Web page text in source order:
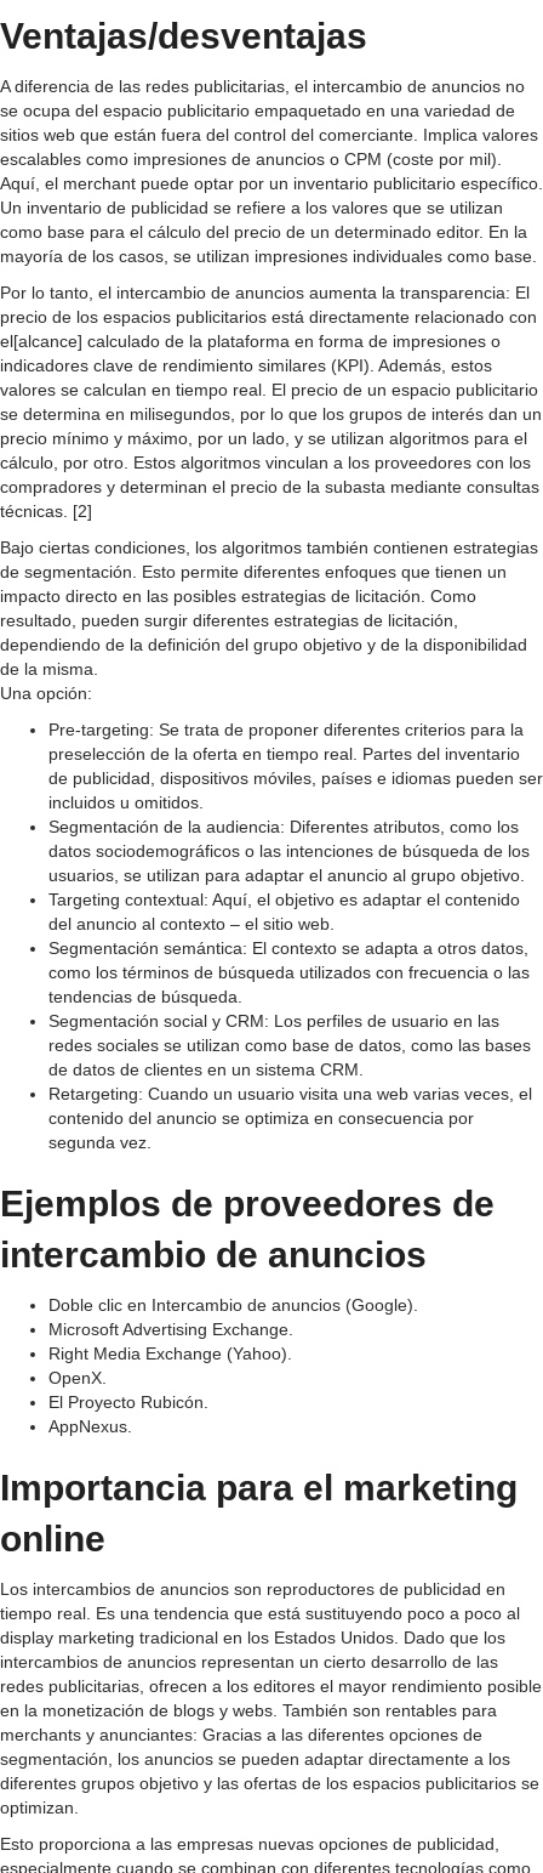
Ventajas/desventajas
A diferencia de las redes publicitarias, el intercambio de anuncios no
se ocupa del espacio publicitario empaquetado en una variedad de
sitios web que están fuera del control del comerciante. Implica valores
escalables como impresiones de anuncios o CPM (coste por mil).
Aquí, el merchant puede optar por un inventario publicitario específico.
Un inventario de publicidad se refiere a los valores que se utilizan
como base para el cálculo del precio de un determinado editor. En la
mayoría de los casos, se utilizan impresiones individuales como base.
Por lo tanto, el intercambio de anuncios aumenta la transparencia: El
precio de los espacios publicitarios está directamente relacionado con
el[alcance] calculado de la plataforma en forma de impresiones o
indicadores clave de rendimiento similares (KPI). Además, estos
valores se calculan en tiempo real. El precio de un espacio publicitario
se determina en milisegundos, por lo que los grupos de interés dan un
precio mínimo y máximo, por un lado, y se utilizan algoritmos para el
cálculo, por otro. Estos algoritmos vinculan a los proveedores con los
compradores y determinan el precio de la subasta mediante consultas
técnicas. [2]
Bajo ciertas condiciones, los algoritmos también contienen estrategias
de segmentación. Esto permite diferentes enfoques que tienen un
impacto directo en las posibles estrategias de licitación. Como
resultado, pueden surgir diferentes estrategias de licitación,
dependiendo de la definición del grupo objetivo y de la disponibilidad
de la misma.
Una opción:
Pre-targeting: Se trata de proponer diferentes criterios para la
preselección de la oferta en tiempo real. Partes del inventario
de publicidad, dispositivos móviles, países e idiomas pueden ser
incluidos u omitidos.
Segmentación de la audiencia: Diferentes atributos, como los
datos sociodemográficos o las intenciones de búsqueda de los
usuarios, se utilizan para adaptar el anuncio al grupo objetivo.
Targeting contextual: Aquí, el objetivo es adaptar el contenido
del anuncio al contexto – el sitio web.
Segmentación semántica: El contexto se adapta a otros datos,
como los términos de búsqueda utilizados con frecuencia o las
tendencias de búsqueda.
Segmentación social y CRM: Los perfiles de usuario en las
redes sociales se utilizan como base de datos, como las bases
de datos de clientes en un sistema CRM.
Retargeting: Cuando un usuario visita una web varias veces, el
contenido del anuncio se optimiza en consecuencia por
segunda vez.
Ejemplos de proveedores de
intercambio de anuncios
Doble clic en Intercambio de anuncios (Google).
Microsoft Advertising Exchange.
Right Media Exchange (Yahoo).
OpenX.
El Proyecto Rubicón.
AppNexus.
Importancia para el marketing
online
Los intercambios de anuncios son reproductores de publicidad en
tiempo real. Es una tendencia que está sustituyendo poco a poco al
display marketing tradicional en los Estados Unidos. Dado que los
intercambios de anuncios representan un cierto desarrollo de las
redes publicitarias, ofrecen a los editores el mayor rendimiento posible
en la monetización de blogs y webs. También son rentables para
merchants y anunciantes: Gracias a las diferentes opciones de
segmentación, los anuncios se pueden adaptar directamente a los
diferentes grupos objetivo y las ofertas de los espacios publicitarios se
optimizan.
Esto proporciona a las empresas nuevas opciones de publicidad,
especialmente cuando se combinan con diferentes tecnologías como